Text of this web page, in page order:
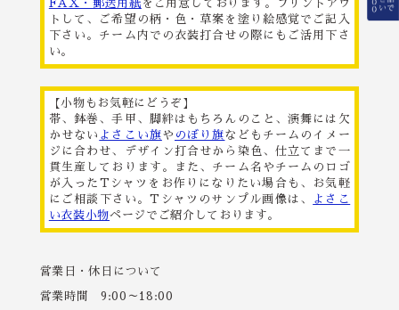
FAX・郵送用紙 をご用意しております。プリントアウ
トして、ご希望の柄・色・草案を塗り絵感覚でご記入
下さい。チーム内での衣装打合せの際にもご活用下さ
い。
【小物もお気軽にどうぞ】
帯、鉢巻、手甲、脚絆はもちろんのこと、演舞には欠
かせない よさこい旗や のぼり旗などもチームのイメー
ジに合わせ、デザイン打合せから染色、仕立てまで一
貫生産しております。また、チーム名やチームのロゴ
が入ったTシャツをお作りになりたい場合も、お気軽
にご相談下さい。Tシャツのサンプル画像は、
よさこ
い衣装小物ページでご紹介しております。
営業日・休日について
営業時間 9:00～18:00